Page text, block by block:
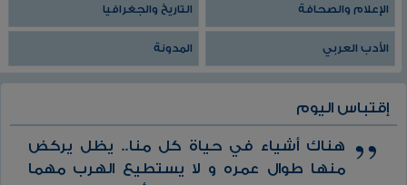
الإعلام والصحافة التاريخ والجغرافيا
الأدب العربي المدونة
إقتباس اليوم
هناك أشياء في حياة كل منا.. يظل يركض
منها طوال عمره و لا يستطيع الهرب مهما